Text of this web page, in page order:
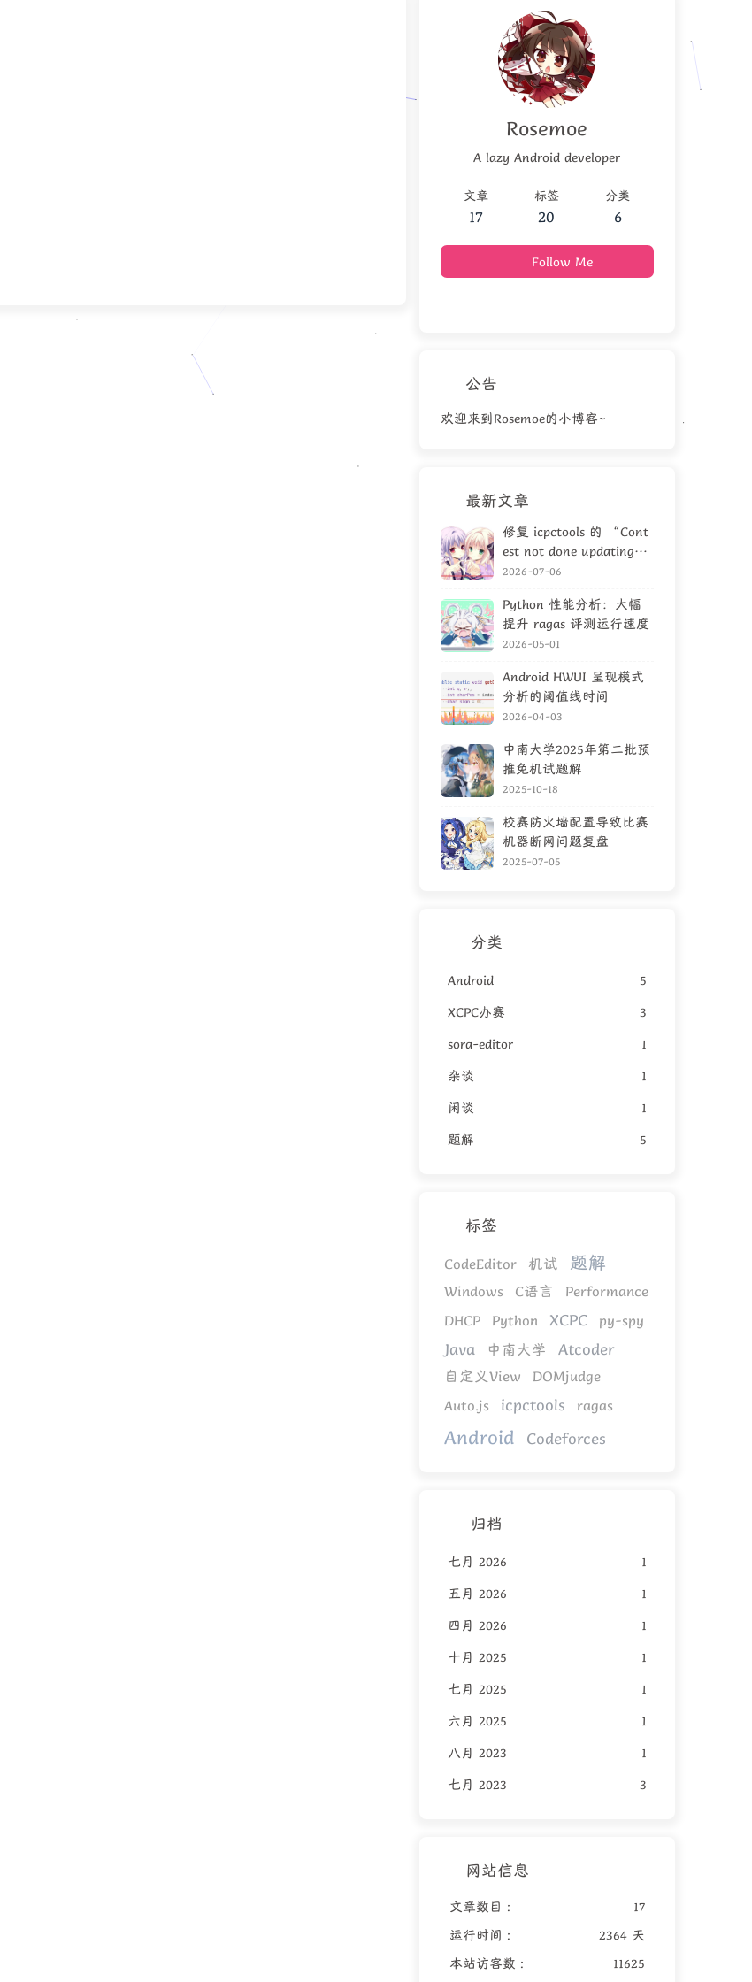
Rosemoe
A lazy Android developer
文章
17
标签
20
分类
6
Follow Me
公告
欢迎来到Rosemoe的小博客~
最新文章
修复 icpctools 的 “Cont
est not done updating”
问题
2026-07-06
Python 性能分析：大幅
提升 ragas 评测运行速度
2026-05-01
Android HWUI 呈现模式
分析的阈值线时间
2026-04-03
中南大学2025年第二批预
推免机试题解
2025-10-18
校赛防火墙配置导致比赛
机器断网问题复盘
2025-07-05
分类
Android
5
XCPC办赛
3
sora-editor
1
杂谈
1
闲谈
1
题解
5
标签
CodeEditor 机试 题解
Windows C语言
Performance
DHCP
Python XCPC py-spy
Java 中南大学 Atcoder
自定义View
DOMjudge
Auto.js
icpctools ragas
Android Codeforces
归档
七月 2026
1
五月 2026
1
四月 2026
1
十月 2025
1
七月 2025
1
六月 2025
1
八月 2023
1
七月 2023
3
网站信息
文章数目 :
17
运行时间 :
2364 天
本站访客数 :
11625